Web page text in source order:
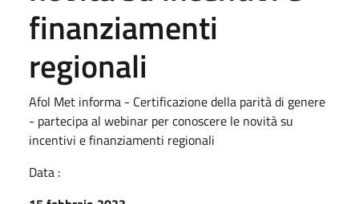
finanziamenti
regionali
Afol Met informa - Certificazione della parità di genere
- partecipa al webinar per conoscere le novità su
incentivi e finanziamenti regionali
Data :